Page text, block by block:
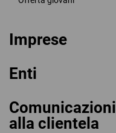
Imprese
Enti
Comunicazioni
alla clientela